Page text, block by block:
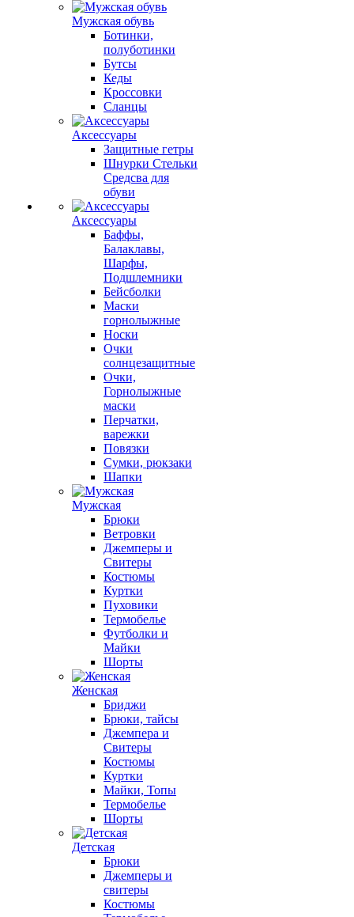
Мужская обувь
Ботинки,
полуботинки
Бутсы
Кеды
Кроссовки
Сланцы
Аксессуары
Защитные гетры
Шнурки Стельки
Средсва для
обуви
Аксессуары
Баффы,
Балаклавы,
Шарфы,
Подшлемники
Бейсболки
Маски
горнолыжные
Носки
Очки
солнцезащитные
Очки,
Горнолыжные
маски
Перчатки,
варежки
Повязки
Сумки, рюкзаки
Шапки
Мужская
Брюки
Ветровки
Джемперы и
Свитеры
Костюмы
Куртки
Пуховики
Термобелье
Футболки и
Майки
Шорты
Женская
Бриджи
Брюки, тайсы
Джемпера и
Свитеры
Костюмы
Куртки
Майки, Топы
Термобелье
Шорты
Детская
Брюки
Джемперы и
свитеры
Костюмы